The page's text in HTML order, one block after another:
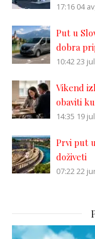
17:16 04
Put u
dobra
10:4223
Vikend
obaviti
14:35 19
Prvi put
doživeti
07:2222